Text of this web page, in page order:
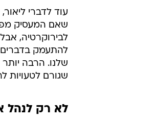
עוד לדברי
שאם המעסיק
לבירוקרטיה,
להתעמק
שלנו. הרבה
שגורם לטעויות
לא רק לנהל